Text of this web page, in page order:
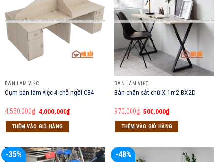
BÀN LÀM VIỆC
Cụm bàn làm việc 4 chỗ ngồi CB4
4,550,000₫ Giá
gốc
là:
4,550,000₫.
4,000,000₫Giá
hiện
THÊM VÀO GIỎ HÀNG
BÀN LÀM VIỆC
Bàn chân sắt chữ X 1m2 BX2D
970,000₫ Giá
là:
970,000₫.
500,000₫Giá
hiện
tại
là:
THÊM VÀO GIỎ HÀNG
-35% -48%